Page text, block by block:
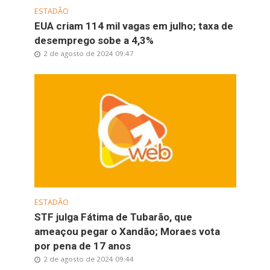
ESTADÃO
EUA criam 114 mil vagas em julho; taxa de
desemprego sobe a 4,3%
2 de agosto de 2024 09:47
ESTADÃO
STF julga Fátima de Tubarão, que
ameaçou pegar o Xandão; Moraes vota
por pena de 17 anos
2 de agosto de 2024 09:44